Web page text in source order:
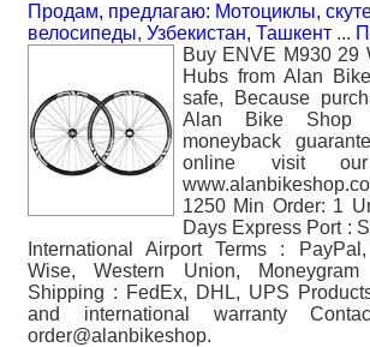
Продам, предлагаю: Мотоциклы,
велосипеды, Узбекистан, Ташкент ...
Buy ENVE M930 29
Hubs from Alan
safe, Because
Alan Bike Shop
moneyback
online visit
1250 Min Order: 1
Days Express Port :
International Airport Terms :
Wise, Western Union,
Shipping : FedEx, DHL, UPS
and international warranty
order@alanbikeshop.